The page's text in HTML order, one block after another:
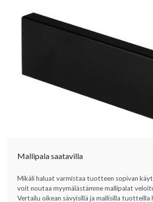
Mallipala saatavilla
Mikäli haluat varmistaa tuotteen sopivan
voit noutaa myymälästämme mallipalat
Vertailu oikean sävyisillä ja mallisilla tuotteilla